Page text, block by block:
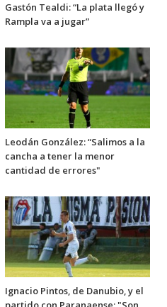
Gastón Tealdi: “La plata llegó y
Rampla va a jugar”
Leodán González: “Salimos a la
cancha a tener la menor
cantidad de errores"
Ignacio Pintos, de Danubio, y el